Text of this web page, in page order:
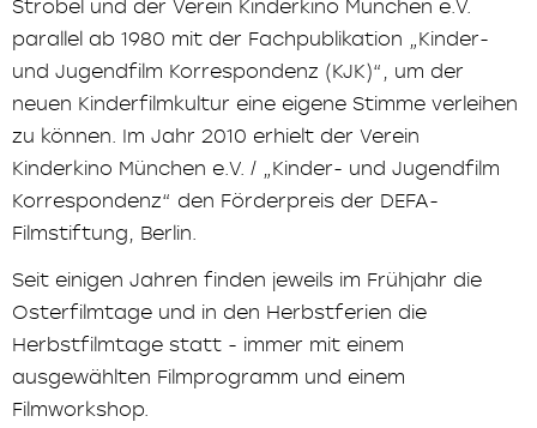
Strobel und der Verein Kinderkino München e.V.
parallel ab 1980 mit der Fachpublikation „Kinder-
und Jugendfilm Korrespondenz (KJK)“, um der
neuen Kinderfilmkultur eine eigene Stimme verleihen
zu können. Im Jahr 2010 erhielt der Verein
Kinderkino München e.V. / „Kinder- und Jugendfilm
Korrespondenz“ den Förderpreis der DEFA-
Filmstiftung, Berlin.
Seit einigen Jahren finden jeweils im Frühjahr die
Osterfilmtage und in den Herbstferien die
Herbstfilmtage statt - immer mit einem
ausgewählten Filmprogramm und einem
Filmworkshop.